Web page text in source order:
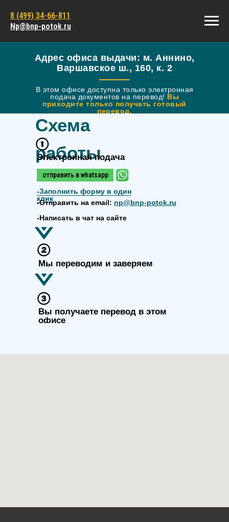
8 (499) 34-66-811
Np@bnp-potok.ru
Адрес офиса выдачи: м. Аннино,
Варшавское ш., 160, к. 2
В этом офисе доступна только электронная
подача документов на перевод! Вы
приходите только получать готовый
перевод.
отправить в whatsapp
Схема
работы
Электронная подача
Мы переводим и заверяем
Вы получаете перевод в этом
офисе
-Заполнить форму в один
клик
-Отправить на email: np@bnp-potok.ru
-Написать в чат на сайте